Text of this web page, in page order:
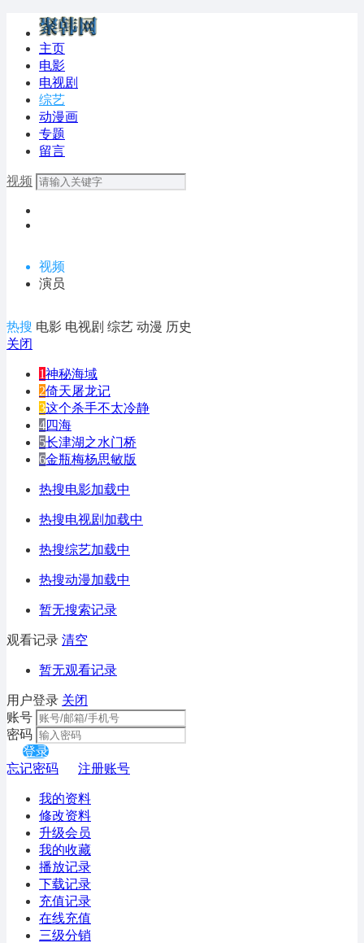
主页
电影
电视剧
综艺
动漫画
专题
留言
视频
视频
演员
热搜 电影 电视剧 综艺 动漫 历史
关闭
1神秘海域
2倚天屠龙记
3这个杀手不太冷静
4四海
5长津湖之水门桥
6金瓶梅杨思敏版
热搜电影加载中
热搜电视剧加载中
热搜综艺加载中
热搜动漫加载中
暂无搜索记录
观看记录 清空
暂无观看记录
用户登录 关闭
账号
密码
登录
忘记密码
注册账号
我的资料
修改资料
升级会员
我的收藏
播放记录
下载记录
充值记录
在线充值
三级分销